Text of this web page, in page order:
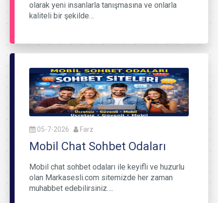
olarak yeni insanlarla tanışmasına ve onlarla
kaliteli bir şekilde…
05-7-2026 Farz
Mobil Chat Sohbet Odaları
Mobil chat sohbet odaları ile keyifli ve huzurlu
olan Markasesli.com sitemizde her zaman
muhabbet edebilirsiniz….